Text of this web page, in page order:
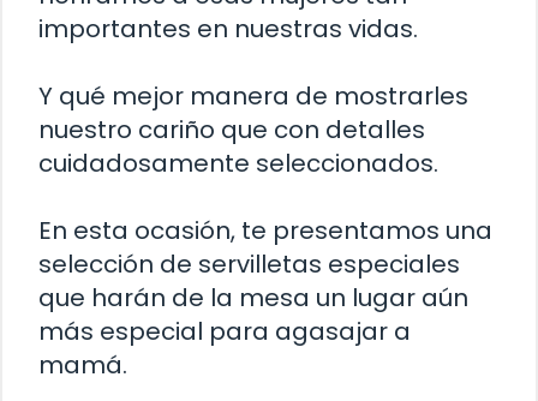
importantes en nuestras vidas.
Y qué mejor manera de mostrarles
nuestro cariño que con detalles
cuidadosamente seleccionados.
En esta ocasión, te presentamos una
selección de servilletas especiales
que harán de la mesa un lugar aún
más especial para agasajar a
mamá.